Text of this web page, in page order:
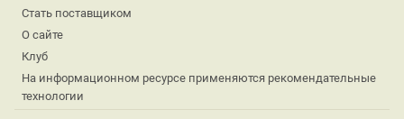
Стать поставщиком
О сайте
Клуб
На информационном ресурсе применяются рекомендательные
технологии